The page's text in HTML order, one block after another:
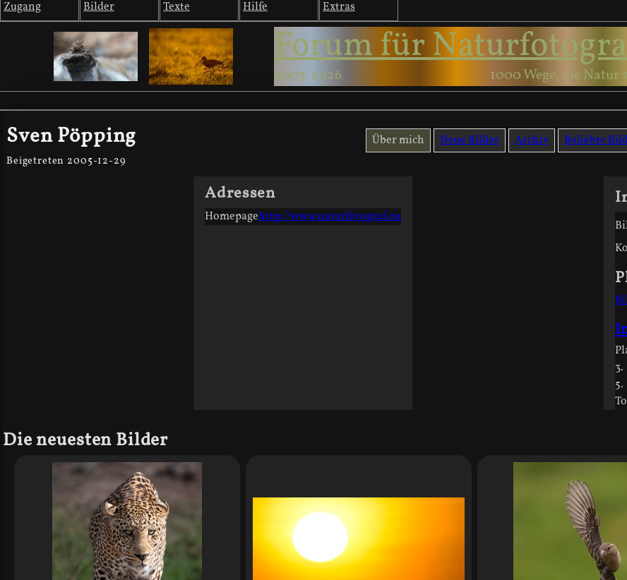
Zugang Bilder Texte Hilfe Extras
Forum für
2003-2026 1000 Wege, die Natur
Sven Pöpping
Beigetreten 2005-12-29
Über mich Neue Bilder Archiv Beliebte
Adressen
Homepagehttp://www.naturfotograf.eu
3.
5.
Die neuesten Bilder